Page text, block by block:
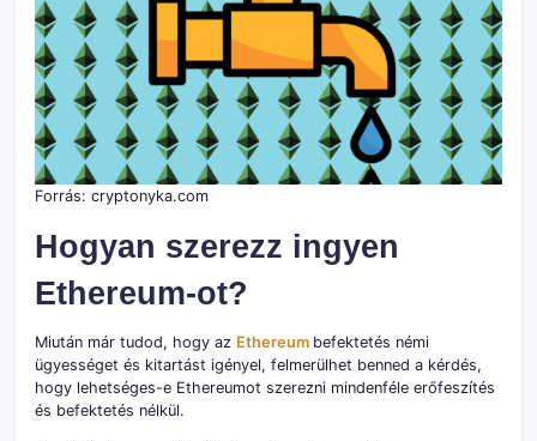
Forrás: cryptonyka.com
Hogyan szerezz ingyen
Ethereum-ot?
Miután már tudod, hogy az Ethereum befektetés némi
ügyességet és kitartást igényel, felmerülhet benned a kérdés,
hogy lehetséges-e Ethereumot szerezni mindenféle erőfeszítés
és befektetés nélkül.